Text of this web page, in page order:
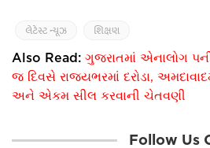
લેટેસ્ટ ન્યૂઝ શિક્ષણ
Also Read: ગુજરાતમાં એનાલોગ
જ દિવસે રાજ્યભરમાં દરોડા,
અને એકમ સીલ કરવાની ચેતવણી
Follow Us